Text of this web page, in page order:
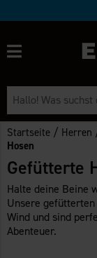
Startseite / Herren
Hosen
Gefütterte
Halte deine Beine
Unsere
Wind und sind
Abenteuer.